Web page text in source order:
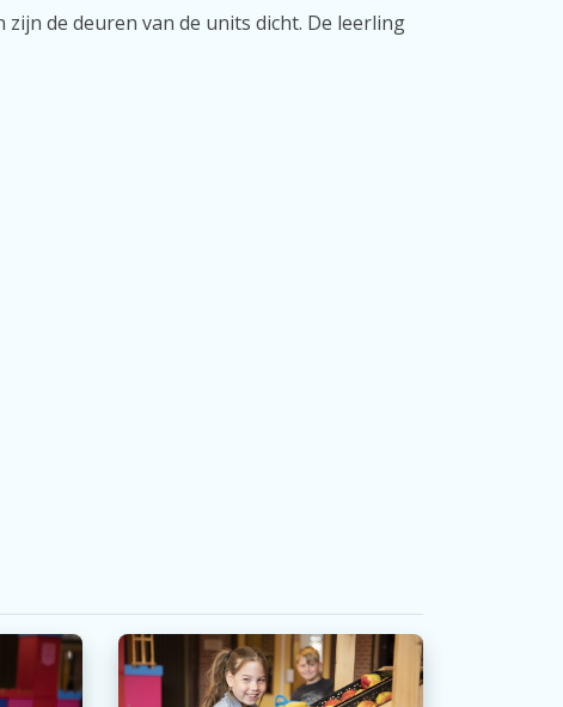
de deuren van de units dicht. De leerling